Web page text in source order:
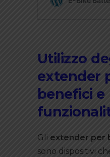
Utilizzo
extender
benefici e
Gli extender per
sono dispositivi